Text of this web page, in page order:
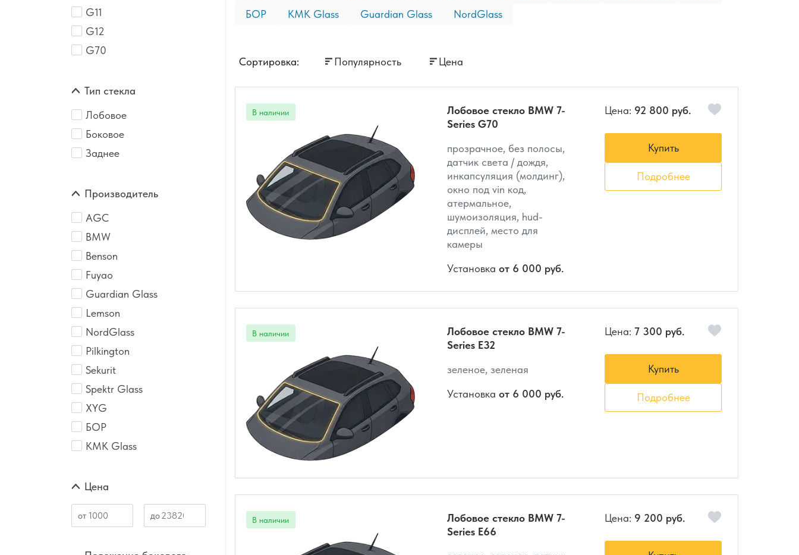
G11
G12
G70
Тип стекла
Лобовое
Боковое
Заднее
Производитель
AGC
BMW
Benson
Fuyao
Guardian Glass
Lemson
NordGlass
Pilkington
Sekurit
Spektr Glass
XYG
БОР
КМК Glass
Цена
БОР
КМК Glass Guardian Glass NordGlass
Сортировка: Популярность Цена
Лобовое стекло BMW 7-
Series G70
прозрачное, без полосы,
датчик света / дождя,
инкапсуляция (молдинг),
окно под vin код,
атермальное,
шумоизоляция, hud-
дисплей, место для
камеры
Установка от 6 000 руб.
Цена: 92 800 руб.
Купить
Подробнее
Лобовое стекло BMW 7-
Series E32
зеленое, зеленая
Установка от 6 000 руб.
Цена: 7 300 руб.
Купить
Подробнее
Лобовое стекло BMW 7-
Series E66
Цена: 9 200 руб.